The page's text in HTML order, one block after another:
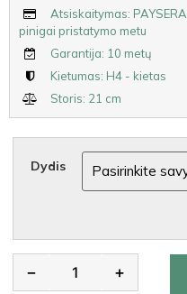
Atsiskaitymas:
pinigai pristatymo metu
Garantija: 10 metų
Kietumas: H4 - kietas
Storis: 21 cm
Dydis
− +